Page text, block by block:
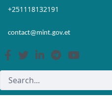
Skip to Main Content
Open Accessibility Menu
+251118132191
contact@mint.gov.et